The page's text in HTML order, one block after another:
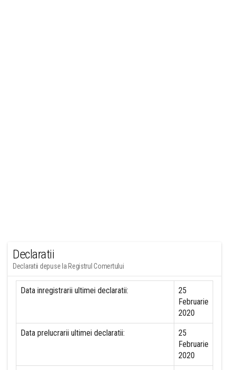
Declaratii
Declaratii depuse la Registrul Comertului
Data inregistrarii ultimei declaratii:
25
Februarie
2020
Data prelucrarii ultimei declaratii:
25
Februarie
2020